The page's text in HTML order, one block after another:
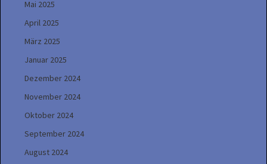
Mai 2025
April 2025
März 2025
Januar 2025
Dezember 2024
November 2024
Oktober 2024
September 2024
August 2024